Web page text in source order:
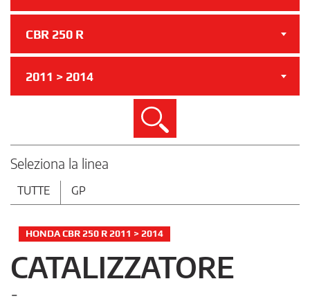
CBR 250 R
2011 > 2014
Cerca
Seleziona la linea
TUTTE GP
HONDA CBR 250 R 2011 > 2014
CATALIZZATORE
-